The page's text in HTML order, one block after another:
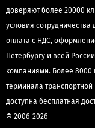
доверяют более 20000
условия
оплата с НДС,
Петербургу и всей
компаниями. Более 8000
терминала
доступна бесплатная
© 2006–2026